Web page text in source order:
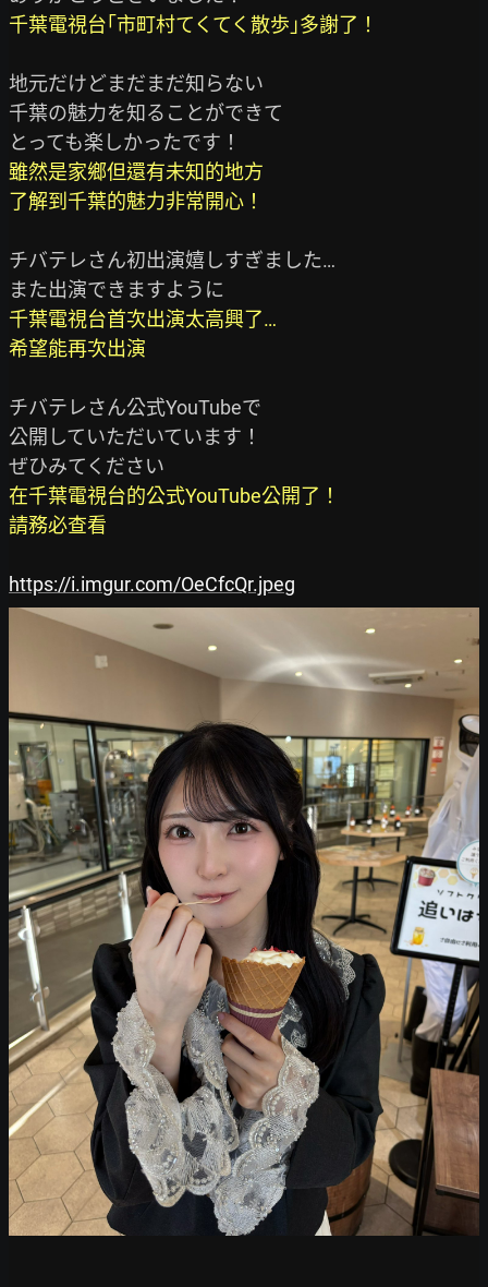
千葉電視台｢市町村てくてく散歩｣多謝了！
地元だけどまだまだ知らない
千葉の魅力を知ることができて
雖然是家鄉但還有未知的地方
了解到千葉的魅力非常開心！
チバテレさん初出演嬉しすぎました…
千葉電視台首次出演太高興了…
希望能再次出演
チバテレさん公式YouTubeで
公開していただいています！
在千葉電視台的公式YouTube公開了！
請務必查看
https://i.imgur.com/OeCfcQr.jpeg